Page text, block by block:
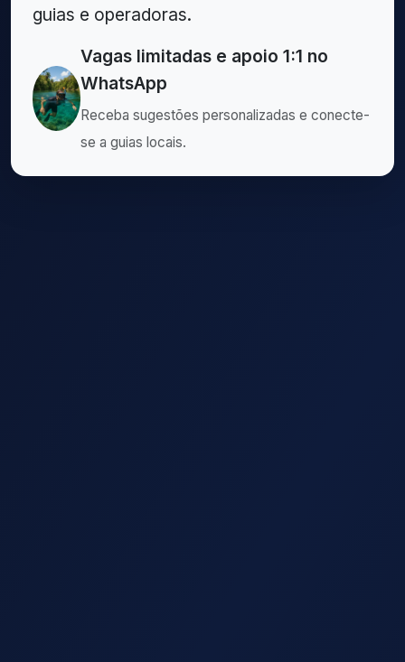
guias e operadoras.
Vagas limitadas e apoio 1:1 no
WhatsApp
Receba sugestões personalizadas e conecte-
se a guias locais.